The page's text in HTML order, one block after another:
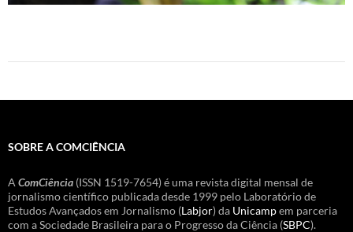
SOBRE A COMCIÊNCIA
A ComCiência (ISSN 1519-7654) é uma revista digital mensal de
jornalismo científico publicada desde 1999 pelo Laboratório de
Estudos Avançados em Jornalismo (Labjor) da Unicampem parceria
com a Sociedade Brasileira para o Progresso da Ciência (SBPC).